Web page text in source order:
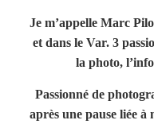
Je m’appelle Marc
et dans le Var. 3
la photo,
Passionné de
après une pause liée à